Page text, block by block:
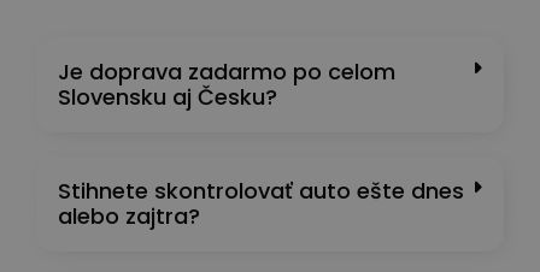
Je doprava zadarmo po celom
Slovensku aj Česku?
Stihnete skontrolovať auto ešte dnes
alebo zajtra?